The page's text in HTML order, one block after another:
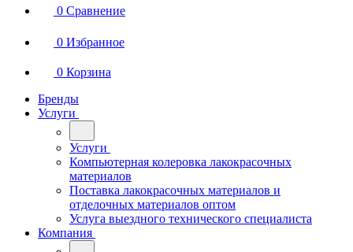
0 Сравнение
0 Избранное
0 Корзина
Бренды
Услуги
Услуги
Компьютерная колеровка лакокрасочных
материалов
Поставка лакокрасочных материалов и
отделочных материалов оптом
Услуга выездного технического специалиста
Компания